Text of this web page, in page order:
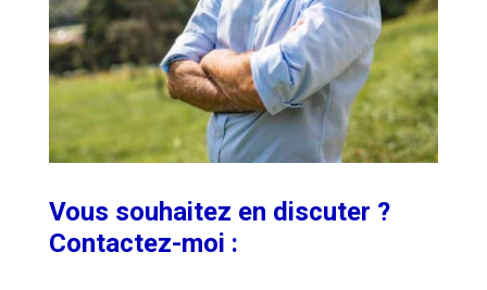
Vous souhaitez en discuter ?
Contactez-moi :